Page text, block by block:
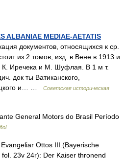
ALBANIAE MEDIAE-AETATIS
документов, относящихся к ср.
из 2 томов, изд. в Вене в 1913 и
К. Иречека и М. Шуфлая. В 1 м т.
док ты Ватиканского,
и… …
Советская историческая
General Motors do Brasil Período
Ottos III.(Bayerische
23v 24r): Der Kaiser thronend